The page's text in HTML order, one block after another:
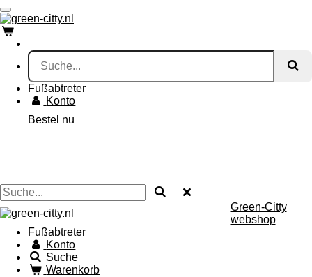
Zum
Hauptinhalt
springen
Fußabtreter
Konto
Bestel nu
Green-Citty
webshop
Fußabtreter
Konto
Suche
Warenkorb